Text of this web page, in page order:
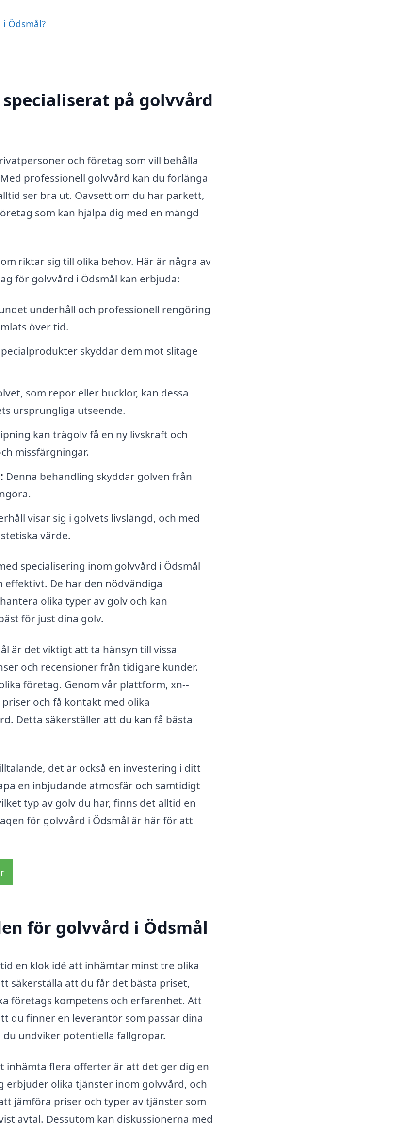
Ödsmål?
på golvvård
och företag som vill behålla
professionell golvvård kan du förlänga
ser bra ut. Oavsett om du har parkett,
som kan hjälpa dig med en mängd
riktar sig till olika behov. Här är några av
för golvvård i Ödsmål kan erbjuda:
underhåll och professionell rengöring
över tid.
skyddar dem mot slitage
som repor eller bucklor, kan dessa
ursprungliga utseende.
kan trägolv få en ny livskraft och
missfärgningar.
Denna behandling skyddar golven från
visar sig i golvets livslängd, och med
värde.
specialisering inom golvvård i Ödsmål
De har den nödvändiga
olika typer av golv och kan
för just dina golv.
är det viktigt att ta hänsyn till vissa
och recensioner från tidigare kunder.
företag. Genom vår plattform, xn--
och få kontakt med olika
Detta säkerställer att du kan få bästa
det är också en investering i ditt
en inbjudande atmosfär och samtidigt
typ av golv du har, finns det alltid en
för golvvård i Ödsmål är här för att
för golvvård i Ödsmål
en klok idé att inhämtar minst tre olika
säkerställa att du får det bästa priset,
företags kompetens och erfarenhet. Att
du finner en leverantör som passar dina
undviker potentiella fallgropar.
inhämta flera offerter är att det ger dig en
erbjuder olika tjänster inom golvvård, och
jämföra priser och typer av tjänster som
avtal. Dessutom kan diskussionerna med